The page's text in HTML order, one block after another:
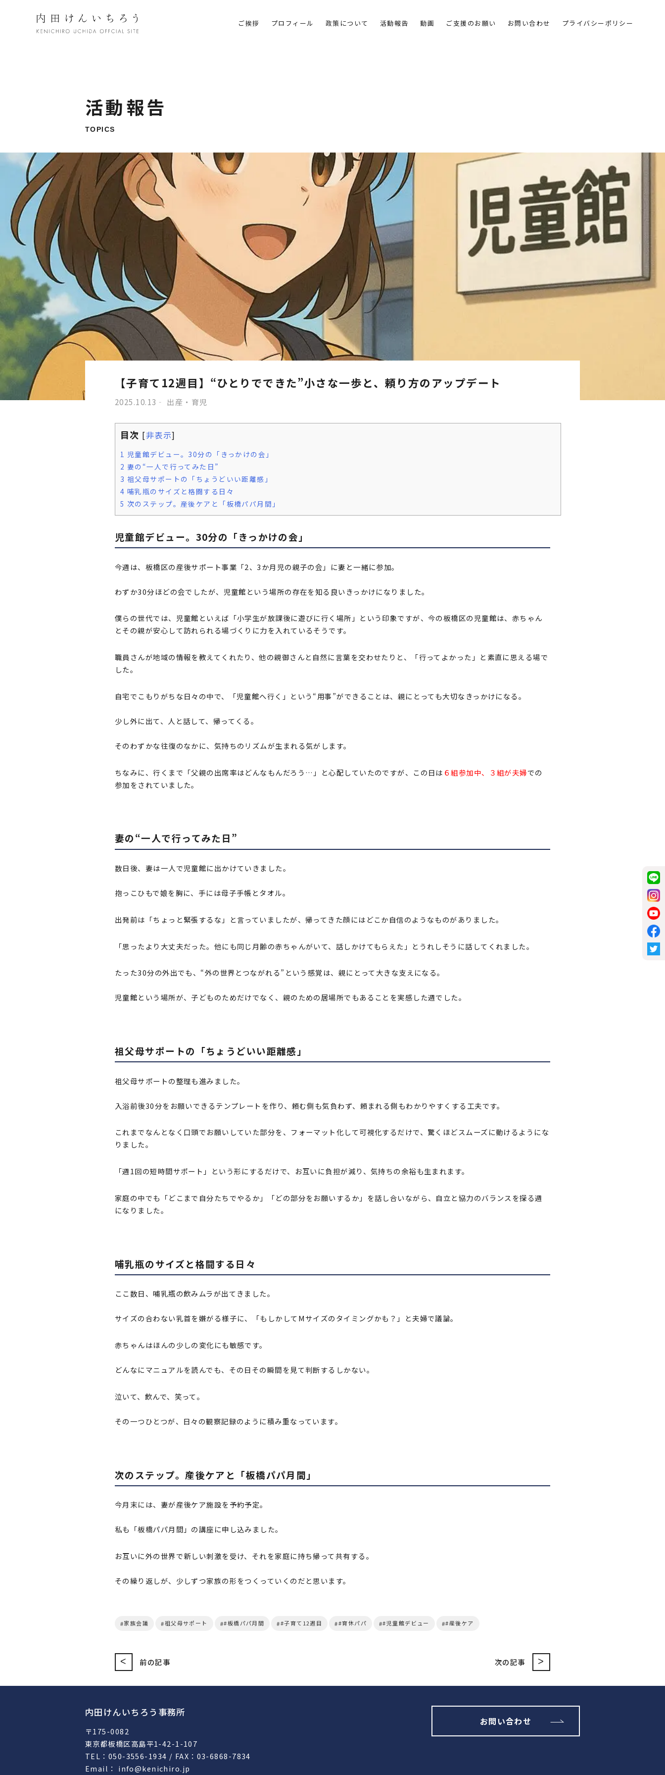
ご挨拶 プロフィール 政策について 活動報告 動画 ご支援のお願い お問い合わせ プライバシーポリシー
活動報告
TOPICS
【子育て12週目】“ひとりでできた”小さな一歩と、頼り方のアップデート
2025.10.13 出産・育児
目次 [非表示]
1 児童館デビュー。30分の「きっかけの会」
2 妻の“一人で行ってみた日”
3 祖父母サポートの「ちょうどいい距離感」
4 哺乳瓶のサイズと格闘する日々
5 次のステップ。産後ケアと「板橋パパ月間」
児童館デビュー。30分の「きっかけの会」
今週は、板橋区の産後サポート事業「2、3か月児の親子の会」に妻と一緒に参加。
わずか30分ほどの会でしたが、児童館という場所の存在を知る良いきっかけになりました。
僕らの世代では、児童館といえば「小学生が放課後に遊びに行く場所」という印象ですが、今の板橋区の児童館は、赤ちゃん
とその親が安心して訪れられる場づくりに力を入れているそうです。
職員さんが地域の情報を教えてくれたり、他の親御さんと自然に言葉を交わせたりと、「行ってよかった」と素直に思える場で
した。
自宅でこもりがちな日々の中で、「児童館へ行く」という“用事”ができることは、親にとっても大切なきっかけになる。
少し外に出て、人と話して、帰ってくる。
そのわずかな往復のなかに、気持ちのリズムが生まれる気がします。
ちなみに、行くまで「父親の出席率はどんなもんだろう…」と心配していたのですが、この日は ６組参加中、３組が夫婦での
参加をされていました。
妻の“一人で行ってみた日”
数日後、妻は一人で児童館に出かけていきました。
抱っこひもで娘を胸に、手には母子手帳とタオル。
出発前は「ちょっと緊張するな」と言っていましたが、帰ってきた顔にはどこか自信のようなものがありました。
「思ったより大丈夫だった。他にも同じ月齢の赤ちゃんがいて、話しかけてもらえた」とうれしそうに話してくれました。
たった30分の外出でも、“外の世界とつながれる”という感覚は、親にとって大きな支えになる。
児童館という場所が、子どものためだけでなく、親のための居場所でもあることを実感した週でした。
祖父母サポートの「ちょうどいい距離感」
祖父母サポートの整理も進みました。
入浴前後30分をお願いできるテンプレートを作り、頼む側も気負わず、頼まれる側もわかりやすくする工夫です。
これまでなんとなく口頭でお願いしていた部分を、フォーマット化して可視化するだけで、驚くほどスムーズに動けるようにな
りました。
「週1回の短時間サポート」という形にするだけで、お互いに負担が減り、気持ちの余裕も生まれます。
家庭の中でも「どこまで自分たちでやるか」「どの部分をお願いするか」を話し合いながら、自立と協力のバランスを探る週
になりました。
哺乳瓶のサイズと格闘する日々
ここ数日、哺乳瓶の飲みムラが出てきました。
サイズの合わない乳首を嫌がる様子に、「もしかしてMサイズのタイミングかも？」と夫婦で議論。
赤ちゃんはほんの少しの変化にも敏感です。
どんなにマニュアルを読んでも、その日その瞬間を見て判断するしかない。
泣いて、飲んで、笑って。
その一つひとつが、日々の観察記録のように積み重なっています。
次のステップ。産後ケアと「板橋パパ月間」
今月末には、妻が産後ケア施設を予約予定。
私も「板橋パパ月間」の講座に申し込みました。
お互いに外の世界で新しい刺激を受け、それを家庭に持ち帰って共有する。
その繰り返しが、少しずつ家族の形をつくっていくのだと思います。
家族会議 祖父母サポート #板橋パパ月間 #子育て12週目 #育休パパ #児童館デビュー #産後ケア
< 前の記事 >
次の記事
内田けんいちろう事務所
〒175-0082
東京都板橋区高島平1-42-1-107
TEL：050-3556-1934 / FAX：03-6868-7834
Email： info@kenichiro.jp
お問い合わせ